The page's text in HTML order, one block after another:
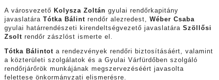
A városvezető Kolysza Zoltán gyulai rendőrkapitány
javaslatára Tótka Bálint rendőr alezredest, Wéber Csaba
gyulai határrendészeti kirendeltségvezető javaslatára Szöllősi
Zsolt rendőr zászlóst ismerte el.
Tótka Bálintota rendezvények rendőri biztosításáért, valamint
a közterületi szolgálatok és a Gyulai Várfürdőben szolgáló
rendőrjárőrök munkájának megszervezéséért javasolta
felettese önkormányzati elismerésre.